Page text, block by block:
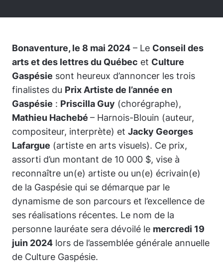
Bonaventure, le 8 mai 2024 – Le Conseil des
arts et des lettres du Québec et Culture
Gaspésie sont heureux d’annoncer les trois
finalistes du Prix Artiste de l’année en
Gaspésie : Priscilla Guy (chorégraphe),
Mathieu Hachebé – Harnois-Blouin (auteur,
compositeur, interprète) et Jacky Georges
Lafargue (artiste en arts visuels). Ce prix,
assorti d’un montant de 10 000 $, vise à
reconnaître un(e) artiste ou un(e) écrivain(e)
de la Gaspésie qui se démarque par le
dynamisme de son parcours et l’excellence de
ses réalisations récentes. Le nom de la
personne lauréate sera dévoilé le mercredi 19
juin 2024 lors de l’assemblée générale annuelle
de Culture Gaspésie.